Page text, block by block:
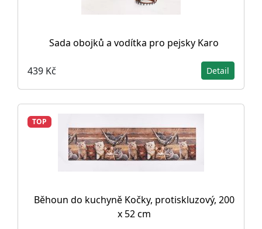
Sada obojků a vodítka pro pejsky Karo
439 Kč Detail
TOP
Běhoun do kuchyně Kočky, protiskluzový, 200
x 52 cm